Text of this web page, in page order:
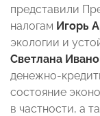
представили
налогам Игорь
экологии и
Светлана
денежно-
состояние
в частности, а